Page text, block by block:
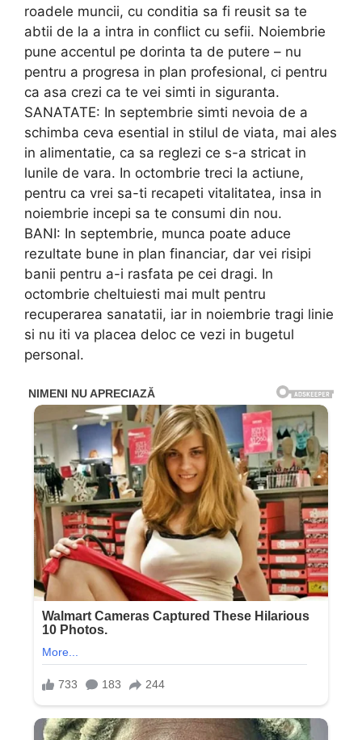
roadele muncii, cu conditia sa fi reusit sa te
abtii de la a intra in conflict cu sefii. Noiembrie
pune accentul pe dorinta ta de putere – nu
pentru a progresa in plan profesional, ci pentru
ca asa crezi ca te vei simti in siguranta.
SANATATE: In septembrie simti nevoia de a
schimba ceva esential in stilul de viata, mai ales
in alimentatie, ca sa reglezi ce s-a stricat in
lunile de vara. In octombrie treci la actiune,
pentru ca vrei sa-ti recapeti vitalitatea, insa in
noiembrie incepi sa te consumi din nou.
BANI: In septembrie, munca poate aduce
rezultate bune in plan financiar, dar vei risipi
banii pentru a-i rasfata pe cei dragi. In
octombrie cheltuiesti mai mult pentru
recuperarea sanatatii, iar in noiembrie tragi linie
si nu iti va placea deloc ce vezi in bugetul
personal.